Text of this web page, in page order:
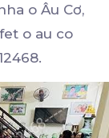
o Âu Cơ,
o au co